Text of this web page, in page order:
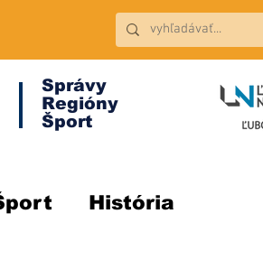
Správy
Regióny
Šport
História